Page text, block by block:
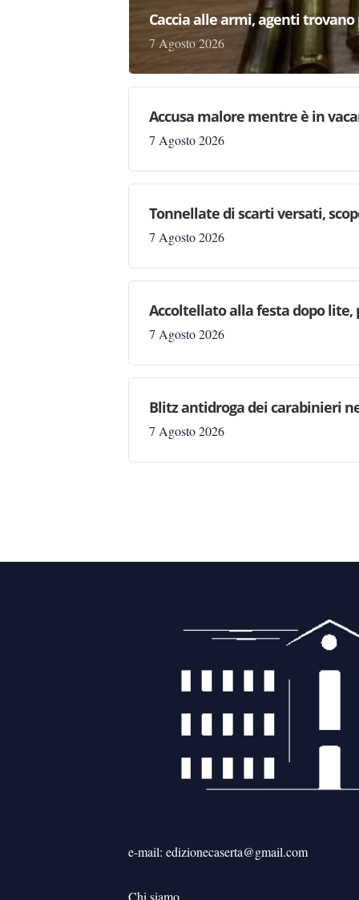
Caccia alle armi, agenti
7 Agosto 2026
Accusa malore mentre è in
7 Agosto 2026
Tonnellate di scarti versati,
7 Agosto 2026
Accoltellato alla festa dopo lite,
7 Agosto 2026
Blitz antidroga dei carabinieri
7 Agosto 2026
e-mail: edizionecaserta@gmail.com
Chi siamo